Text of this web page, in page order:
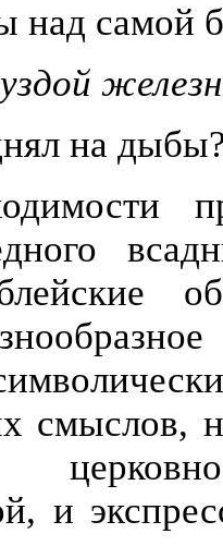
над самой
на дыбы
смыслов,
и